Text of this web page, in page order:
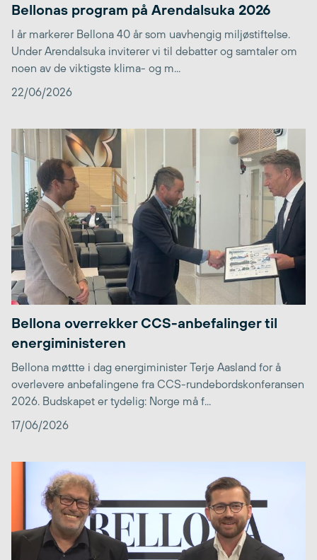
Bellonas program på Arendalsuka 2026
I år markerer Bellona 40 år som uavhengig miljøstiftelse.
Under Arendalsuka inviterer vi til debatter og samtaler om
noen av de viktigste klima- og m...
22/06/2026
Bellona overrekker CCS-anbefalinger til
energiministeren
Bellona møttte i dag energiminister Terje Aasland for å
overlevere anbefalingene fra CCS-rundebordskonferansen
2026. Budskapet er tydelig: Norge må f...
17/06/2026